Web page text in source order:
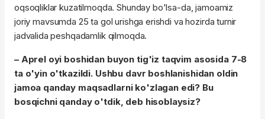
oqsoqliklar kuzatilmoqda. Shunday bo'lsa-da, jamoamiz
joriy mavsumda 25 ta gol urishga erishdi va hozirda turnir
jadvalida peshqadamlik qilmoqda.
– Aprel oyi boshidan buyon tig'iz taqvim asosida 7-8
ta o'yin o'tkazildi. Ushbu davr boshlanishidan oldin
jamoa qanday maqsadlarni ko'zlagan edi? Bu
bosqichni qanday o'tdik, deb hisoblaysiz?